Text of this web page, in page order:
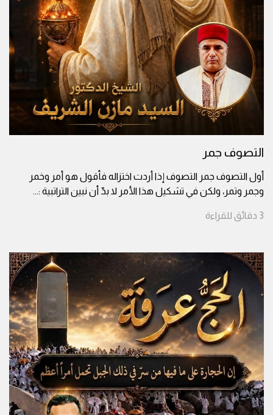
التصوف جمر
أول التصوف جمر التصوف إذا أردت اختزاله فأقول هو أمر وخمر
وجمر وتمر، ولكن في تشكيل هذا الأمر لا بدّ أن نبين التراتبية :...
3 دقائق للقراءة